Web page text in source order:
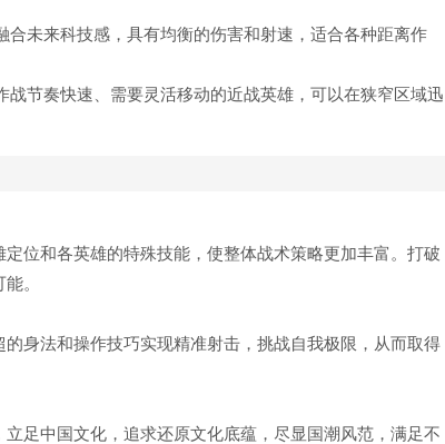
未来科技感，具有均衡的伤害和射速，适合各种距离作
节奏快速、需要灵活移动的近战英雄，可以在狭窄区域迅
和各英雄的特殊技能，使整体战术策略更加丰富。打破
。
法和操作技巧实现精准射击，挑战自我极限，从而取得
中国文化，追求还原文化底蕴，尽显国潮风范，满足不